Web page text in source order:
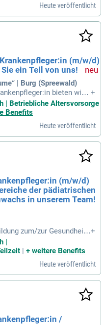
Heute veröffentlicht
(m/w/d)
ein Teil von uns!
| Burg (Spreewald)
bieten wir I
in einem erfüllenden Arb
unseres engagierten Te
einzigartigen Einrichtung i
Wir suchen Mitarbe
Ausbildung in der Gesund
Teamgeist und Einfüh
sind uns wichtig:
besonders im Bereich Int
wir Ihnen eine betr
Arbeitsklima.
Sie die Zukunft de
+
| Betriebliche Altersvorsorge
Benefits
Heute veröffentlicht
(m/w/d)
der pädiatrischen
in unserem Team!
zum/zur Gesundheits
Aufgeschlo
und soziale Kompete
Hauses; Sie sind engagi
+
|
| + weitere Benefits
Heute veröffentlicht
/